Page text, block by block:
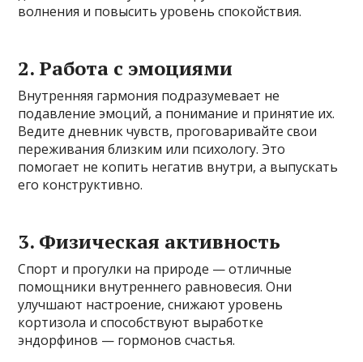
волнения и повысить уровень спокойствия.
2. Работа с эмоциями
Внутренняя гармония подразумевает не
подавление эмоций, а понимание и принятие их.
Ведите дневник чувств, проговаривайте свои
переживания близким или психологу. Это
помогает не копить негатив внутри, а выпускать
его конструктивно.
3. Физическая активность
Спорт и прогулки на природе — отличные
помощники внутреннего равновесия. Они
улучшают настроение, снижают уровень
кортизола и способствуют выработке
эндорфинов — гормонов счастья.